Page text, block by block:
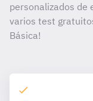
personalizados de
varios test
Básica!